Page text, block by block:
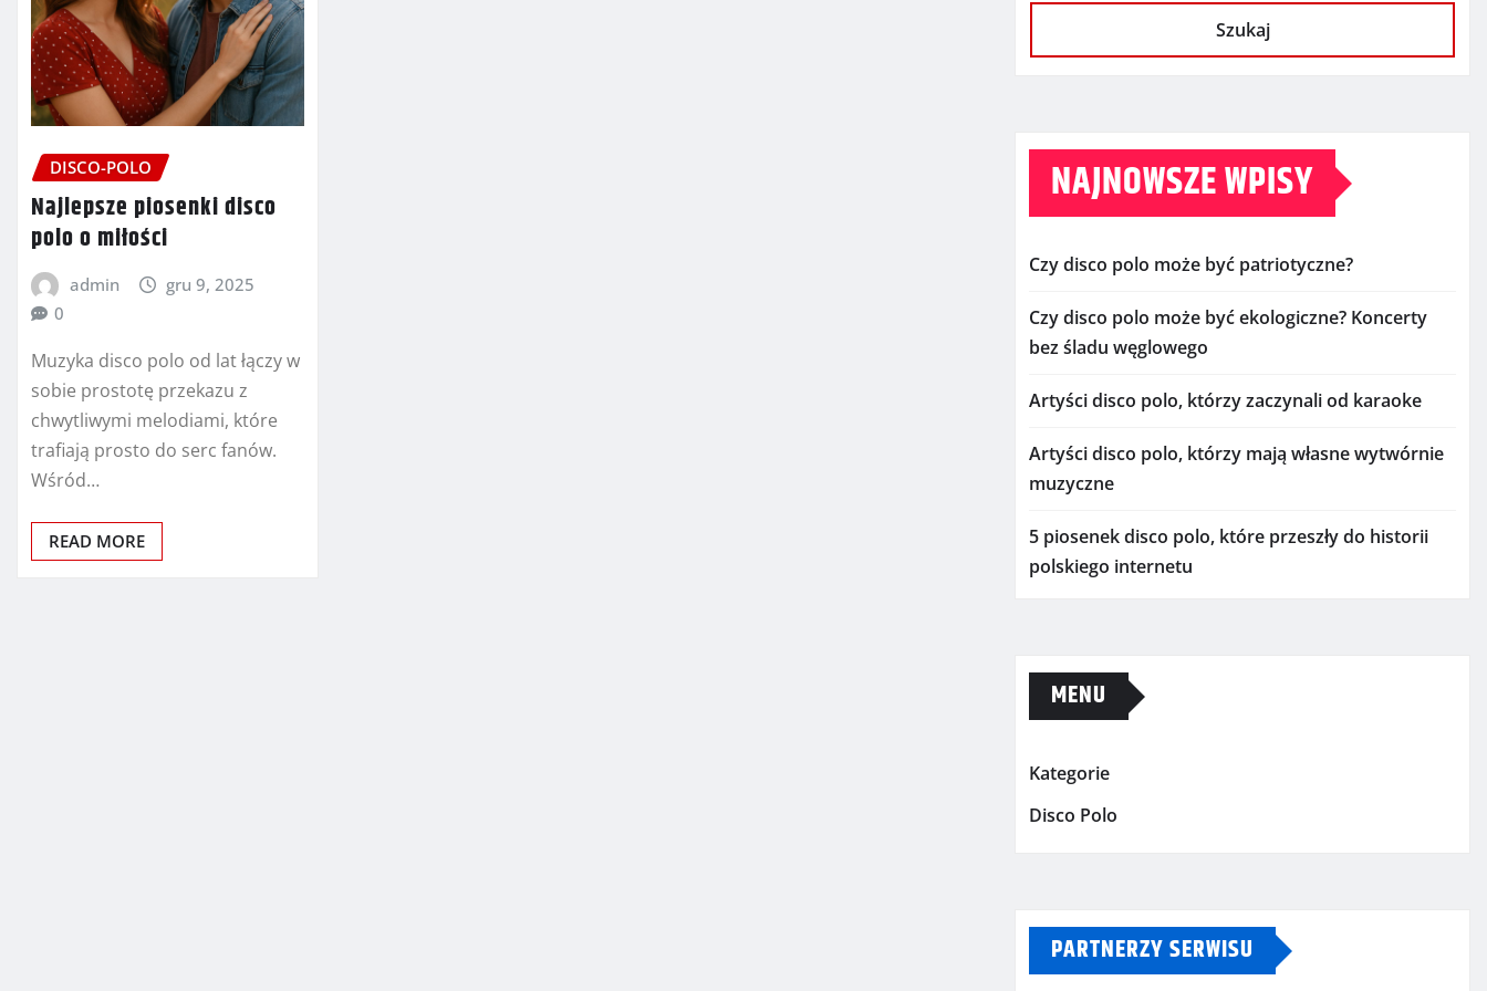
DISCO-POLO
Najlepsze piosenki disco
polo o miłości
admin
gru 9, 2025
0
Muzyka disco polo od lat łączy w
sobie prostotę przekazu z
chwytliwymi melodiami, które
trafiają prosto do serc fanów.
Wśród…
READ MORE
Szukaj
NAJNOWSZE WPISY
Czy disco polo może być patriotyczne?
Czy disco polo może być ekologiczne? Koncerty
bez śladu węglowego
Artyści disco polo, którzy zaczynali od karaoke
Artyści disco polo, którzy mają własne wytwórnie
muzyczne
5 piosenek disco polo, które przeszły do historii
polskiego internetu
MENU
Kategorie
Disco Polo
PARTNERZY SERWISU